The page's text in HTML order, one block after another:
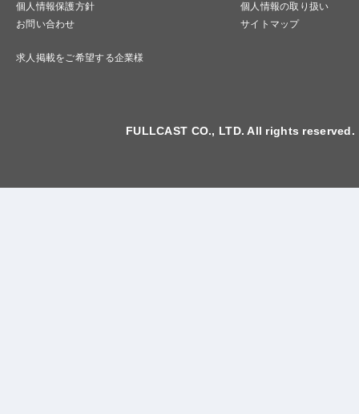
個人情報保護方針
個人情報の取り扱い
お問い合わせ
サイトマップ
求人掲載をご希望する企業様
FULLCAST CO., LTD. All rights reserved.